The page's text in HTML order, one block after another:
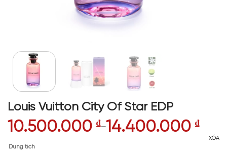
Louis Vuitton City Of Star EDP
10.500.000 ₫–14.400.000 ₫
Dung tích
XÓA